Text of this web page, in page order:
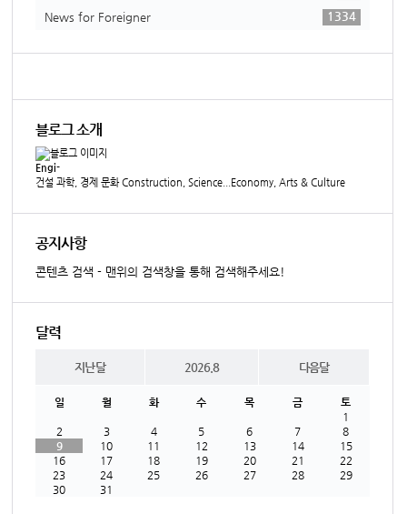
News for Foreigner
1334
블로그 소개
Engi-
건설 과학, 경제 문화 Construction, Science...Economy, Arts & Culture
공지사항
콘텐츠 검색 - 맨위의 검색창을 통해 검색해주세요!
달력
지난달 2026.8 다음달
일 월 화 수 목 금
토
1
2
3 4 5 6 7
8
9
10 11 12 13 14
15
16
17 18 19 20 21
22
23
24 25 26 27 28
29
30
31